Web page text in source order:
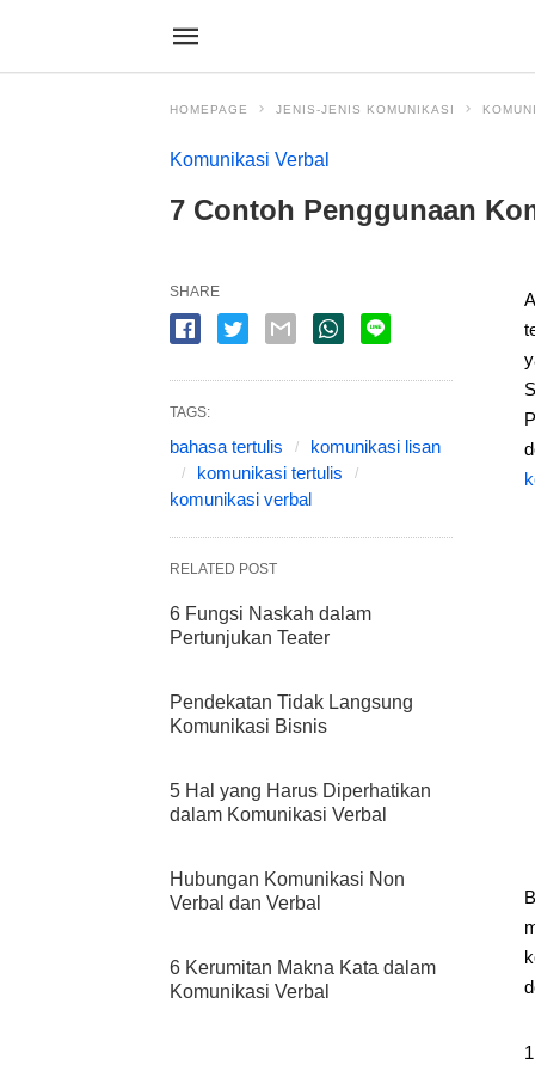
HOMEPAGE JENIS-JENIS KOMUNIKASI
Komunikasi Verbal
7 Contoh Penggunaan
SHARE
TAGS:
bahasa tertulis
komunikasi lisan
komunikasi tertulis
komunikasi verbal
RELATED POST
6 Fungsi Naskah dalam
Pertunjukan Teater
Pendekatan Tidak Langsung
Komunikasi Bisnis
5 Hal yang Harus Diperhatikan
dalam Komunikasi Verbal
Hubungan Komunikasi Non
Verbal dan Verbal
6 Kerumitan Makna Kata dalam
Komunikasi Verbal